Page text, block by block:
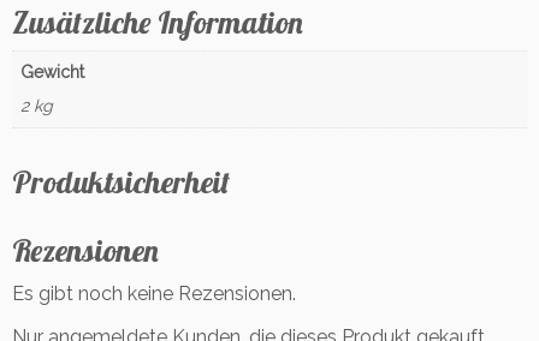
Zusätzliche Information
Gewicht
2 kg
Produktsicherheit
Rezensionen
Es gibt noch keine Rezensionen.